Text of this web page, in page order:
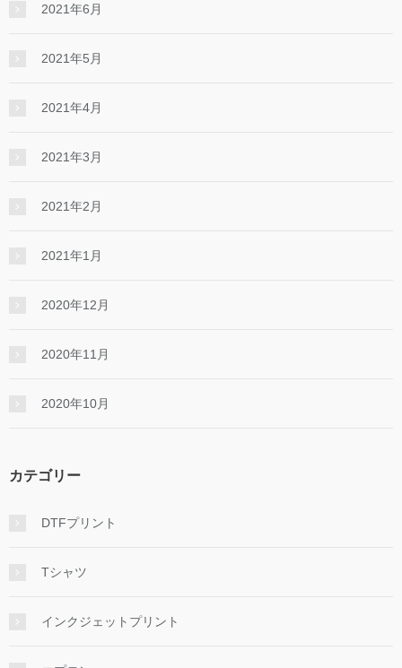
2021年6月
2021年5月
2021年4月
2021年3月
2021年2月
2021年1月
2020年12月
2020年11月
2020年10月
カテゴリー
DTFプリント
Tシャツ
インクジェットプリント